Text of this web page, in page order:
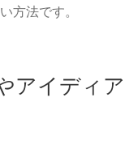
方法です。
アイディ